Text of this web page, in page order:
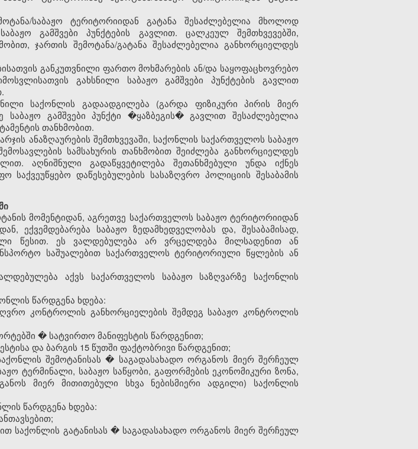
საბაჟო ტერიტორიიდან გატანა შესაძლებელია მხოლოდ
საბაჟო გამშვები პუნქტების გავლით. ცალკეულ შემთხვევებში,
ჯართის შემოტანა/გატანა შესაძლებელია განხორციელდეს
განკუთვნილი ფართო მოხმარების ან/და საყოფაცხოვრებო
გახსნილი საბაჟო გამშვები პუნქტების გავლით
საქონლის გადაადგილება (გარდა ფიზიკური პირის მიერ
საბაჟო გამშვები პუნქტი �ყაზბეგის�გავლით შესაძლებელია
თანხმობით.
ანაზღაურების შემთხვევაში, საქონლის საქართველოს საბაჟო
სამსახურის თანხმობით შეიძლება განხორციელდეს
აღნიშნული გადაწყვეტილება შეთანხმებული უნდა იქნეს
საქვეუწყებო დაწესებულების სასაზღვრო პოლიციის შესაბამის
მომენტიდან, აგრეთვე საქართველოს საბაჟოტერიტორიიდან
ექვემდებარება საბაჟო ზედამხედველობას და, შესაბამისად,
წესით. ეს ვალდებულება არ ვრცელდება მილსადენით ან
საშუალებით საქართველოს ტერიტორიული წყლების ან
აქვს საქართველოს საბაჟო საზღვარზე საქონლის
წარდგენა ხდება:
კონტროლის განხორციელების შემდეგ საბაჟო კონტროლის
� სატვირთო მანიფესტის წარდგენით;
და ბარგის 15 წუთში ფაქტობრივი წარდგენით;
შემოტანისას � საგადასახადო ორგანოს მიერ შერჩეულ
ტერმინალი, საბაჟო საწყობი, გაფორმების ეკონომიკური ზონა,
მიერ მითითებული სხვა ნებისმიერი ადგილი) საქონლის
წარდგენა ხდება:
საქონლის გატანისას � საგადასახადო ორგანოს მიერ შერჩეულ